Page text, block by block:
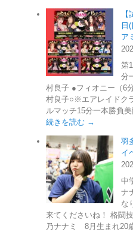
日
ア
第
分
村良子 ●フィオニー（6
村良子○※エアレイドク
ルマッチ15分一本勝負
続きを読む →
羽
イ
中
ナ
な
来てくださいね！ 格闘
乃ナナミ 8月生まれ20